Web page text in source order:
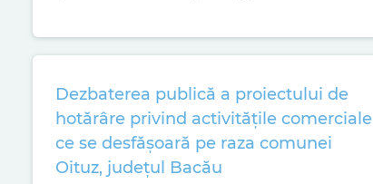
Dezbaterea publică a proiectului de
hotărâre privind activitățile comerciale
ce se desfășoară pe raza comunei
Oituz, județul Bacău